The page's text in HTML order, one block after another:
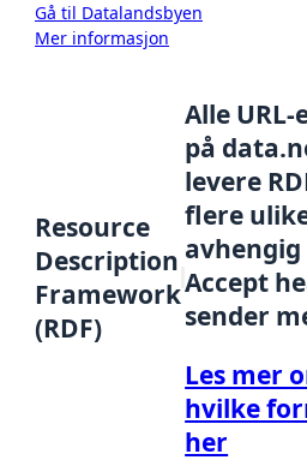
Gå til Datalandsbyen
Mer informasjon
Resource
Description
Framework
(RDF)
Alle
på
levere
flere
Accept
sender
Les mer
hvilke
her